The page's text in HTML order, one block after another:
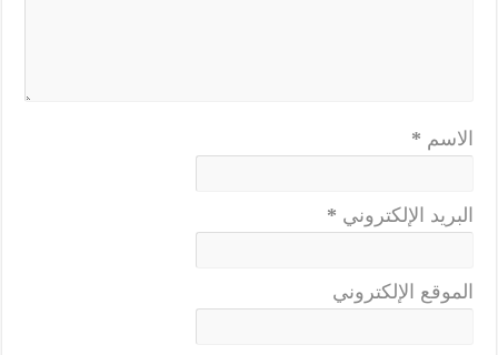
الاسم *
البريد الإلكتروني *
الموقع الإلكتروني